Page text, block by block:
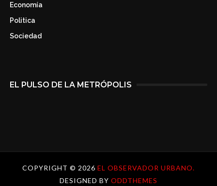
Economía
Politica
Sociedad
EL PULSO DE LA METRÓPOLIS
COPYRIGHT © 2026 EL OBSERVADOR URBANO.
DESIGNED BY ODDTHEMES